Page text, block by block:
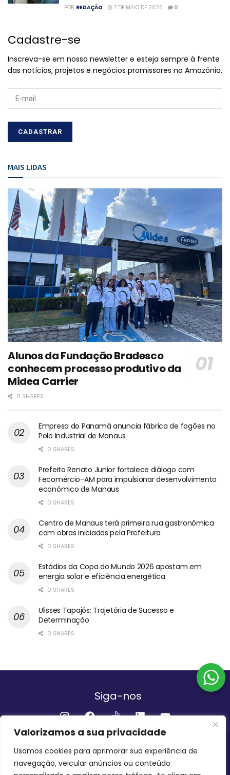
Valorizamos a sua privacidade
Usamos cookies para aprimorar sua experiência de
navegação, veicular anúncios ou conteúdo
POR REDAÇÃO 7 DE MAIO DE 2026 0
Cadastre-se
Inscreva-se em nossa newsletter e esteja sempre à frente
das notícias, projetos e negócios promissores na Amazônia.
MAIS LIDAS
Alunos da Fundação Bradesco
conhecem processo produtivo da
Midea Carrier
0 SHARES
Empresa do Panamá anuncia fábrica de fogões no
Polo Industrial de Manaus
0 SHARES
Prefeito Renato Junior fortalece diálogo com
Fecomércio-AM para impulsionar desenvolvimento
econômico de Manaus
0 SHARES
Centro de Manaus terá primeira rua gastronômica
com obras iniciadas pela Prefeitura
0 SHARES
Estádios da Copa do Mundo 2026 apostam em
energia solar e eficiência energética
0 SHARES
Ulisses Tapajós: Trajetória de Sucesso e
Determinação
0 SHARES
Siga-nos
Institucional
QUEM SOMOS FALE CONOSCO